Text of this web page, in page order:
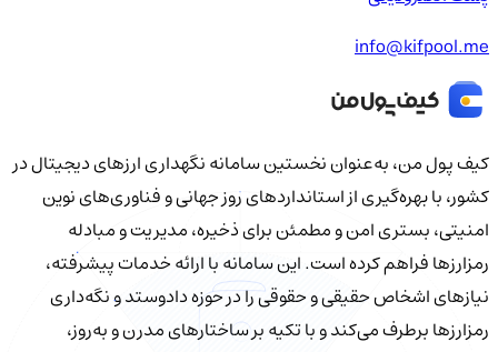
info@kifpool.me
کیف‌ پول من، به‌عنوان نخستین سامانه نگهداری ارزهای دیجیتال در
کشور، با بهره‌گیری از استانداردهای روز جهانی و فناوری‌های نوین
امنیتی، بستری امن و مطمئن برای ذخیره، مدیریت و مبادله
رمزارزها فراهم کرده است. این سامانه با ارائه خدمات پیشرفته،
نیازهای اشخاص حقیقی و حقوقی را در حوزه دادوستد و نگه‌داری
رمزارزها برطرف می‌کند و با تکیه بر ساختارهای مدرن و به‌روز،